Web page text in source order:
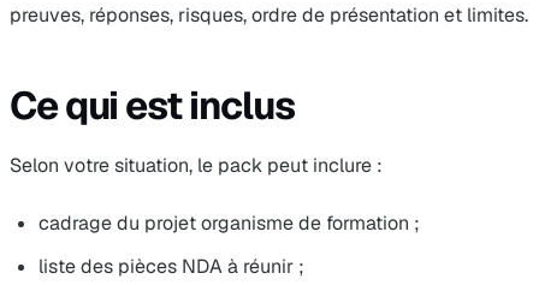
preuves, réponses, risques, ordre de présentation et limites.
Ce qui est inclus
Selon votre situation, le pack peut inclure :
cadrage du projet organisme de formation ;
liste des pièces NDA à réunir ;